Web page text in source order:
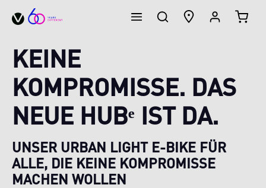
springen
KEINE
KOMPROMISSE. DAS
NEUE HUBᵉ IST DA.
UNSER URBAN LIGHT E-BIKE FÜR
ALLE, DIE KEINE KOMPROMISSE
MACHEN WOLLEN